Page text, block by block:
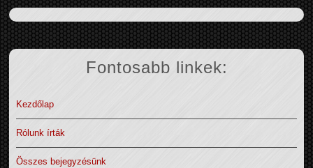
Fontosabb linkek:
Kezdőlap
Rólunk írták
Összes bejegyzésünk